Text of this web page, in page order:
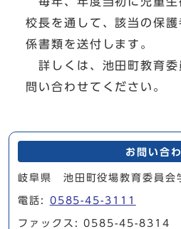
校長を通して、該当の保
係書類を送付します。
詳しくは、池田町教育
問い合わせてください。
お問い合
岐阜県 池田町役場教育委員会
電話: 0585-45-3111
ファックス: 0585-45-8314